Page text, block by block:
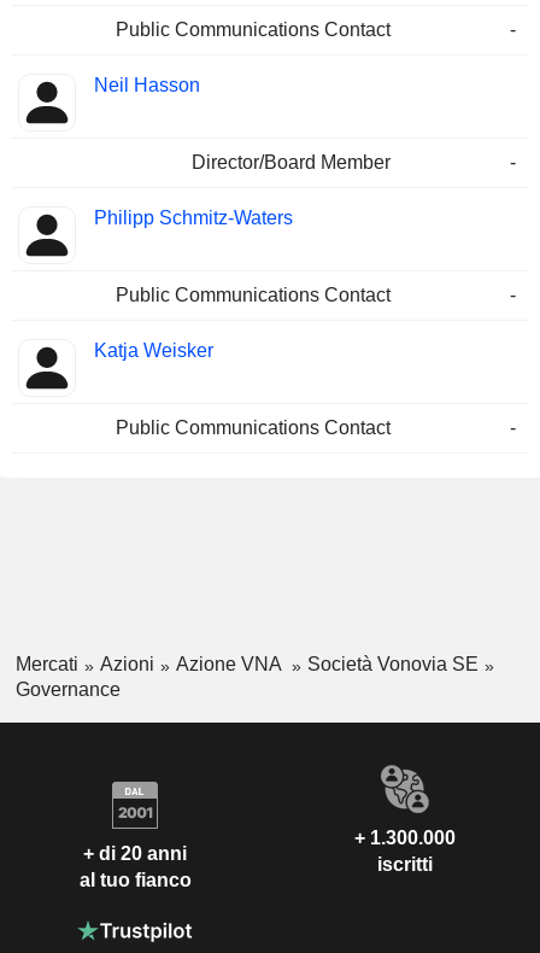
Public Communications Contact -
Neil Hasson
Director/Board Member -
Philipp Schmitz-Waters
Public Communications Contact -
Katja Weisker
Public Communications Contact -
Mercati Azioni Azione VNA
Società Vonovia SE
Governance
+ di 20 anni
al tuo fianco
+ 1.300.000
iscritti